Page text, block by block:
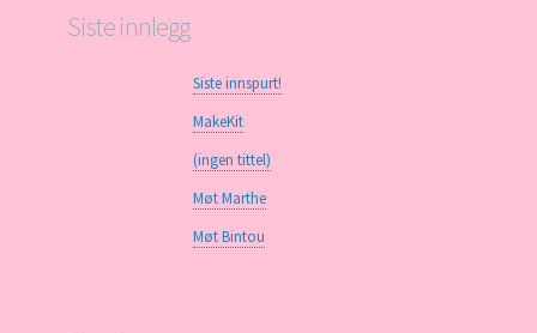
Siste innlegg
Siste innspurt!
MakeKit
(ingen tittel)
Møt Marthe
Møt Bintou